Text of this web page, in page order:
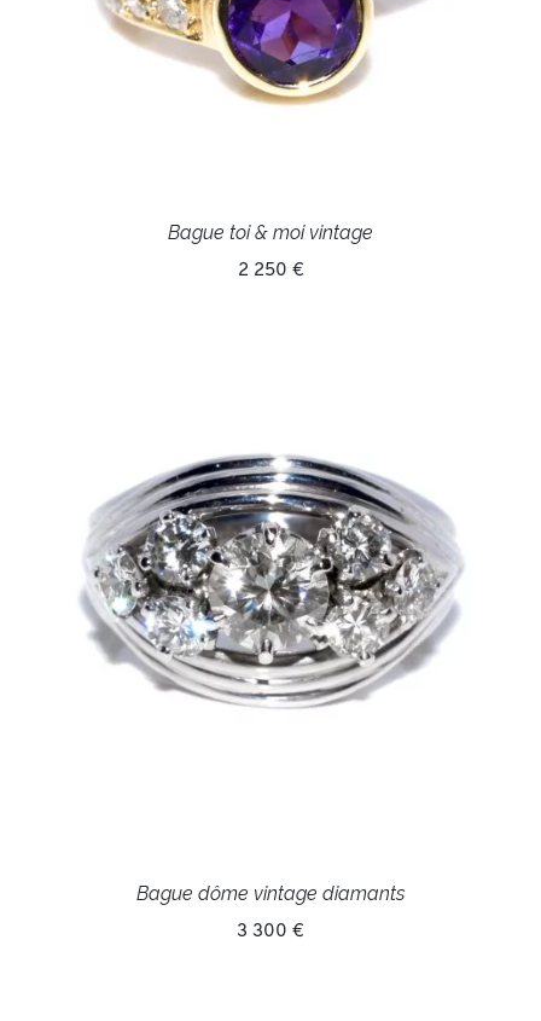
Bague toi & moi vintage
2 250 €
Bague dôme vintage diamants
3 300 €